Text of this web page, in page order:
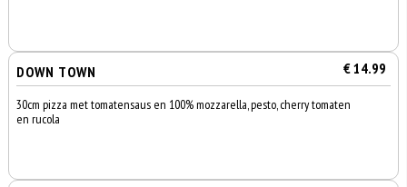
DOWN TOWN € 14.99
30cm pizza met tomatensaus en 100% mozzarella, pesto, cherry tomaten
en rucola